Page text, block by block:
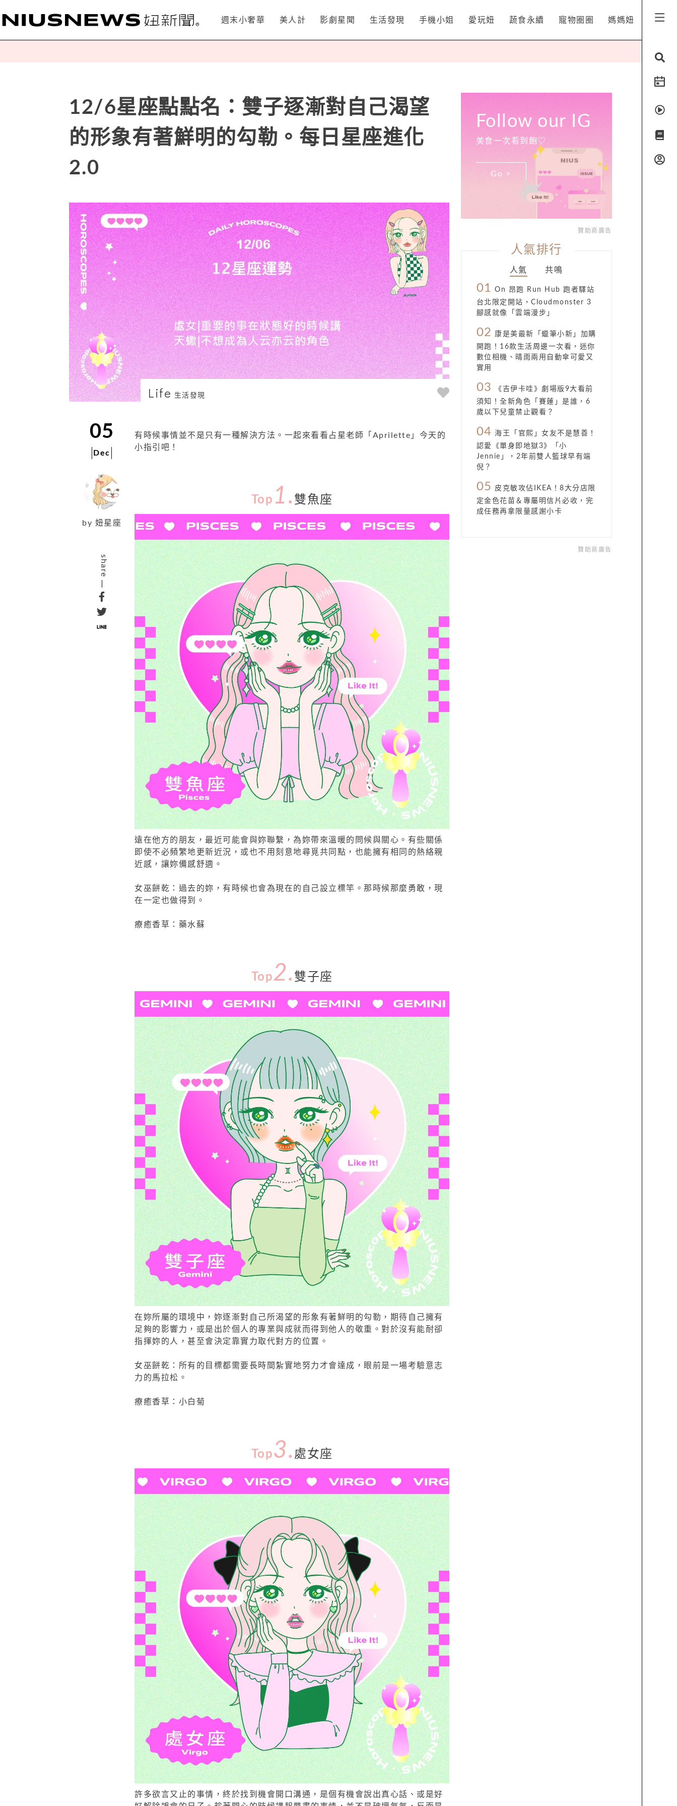
週末小奢華 美人計 影劇星聞 生活發現 手機小姐 愛玩妞 蔬食永續 寵物圈圈 媽媽妞
12/6星座點點名：雙子逐漸對自己渴望
的形象有著鮮明的勾勒。每日星座進化
2.0
Life 生活發現
05
Dec
by 妞星座
share
有時候事情並不是只有一種解決方法。一起來看看占星老師「Aprilette」今天的
小指引吧！
Top 1. 雙魚座
遠在他方的朋友，最近可能會與妳聯繫，為妳帶來溫暖的問候與關心。有些關係
即使不必頻繁地更新近況，或也不用刻意地尋覓共同點，也能擁有相同的熱絡親
近感，讓妳備感舒適。
女巫餅乾：過去的妳，有時候也會為現在的自己設立標竿。那時候那麼勇敢，現
在一定也做得到。
療癒香草：藥水蘇
Top2. 雙子座
在妳所屬的環境中，妳逐漸對自己所渴望的形象有著鮮明的勾勒，期待自己擁有
足夠的影響力，或是出於個人的專業與成就而得到他人的敬重。對於沒有能耐卻
指揮妳的人，甚至會決定靠實力取代對方的位置。
女巫餅乾：所有的目標都需要長時間紮實地努力才會達成，眼前是一場考驗意志
力的馬拉松。
療癒香草：小白菊
Top3. 處女座
許多欲言又止的事情，終於找到機會開口溝通，是個有機會說出真心話、或是好
Follow our IG
美食一次看到飽♡
Go >
贊助商廣告
人氣排行
人氣 共鳴
01 On 昂跑 Run Hub 跑者驛站
台北限定開站，Cloudmonster 3
腳感就像「雲端漫步」
02
康是美最新「蠟筆小新」加購
開跑！16款生活周邊一次看，迷你
數位相機、晴雨兩用自動傘可愛又
實用
03
《吉伊卡哇》劇場版9大看前
須知！全新角色「賽蓮」是誰，6
歲以下兒童禁止觀看？
04 海王「官熙」女友不是慧善！
認愛《單身即地獄3》「小
Jennie」，2年前雙人籃球早有端
倪？
05
皮克敏攻佔IKEA！8大分店限
定金色花苗＆專屬明信片必收，完
成任務再拿限量感謝小卡
贊助商廣告